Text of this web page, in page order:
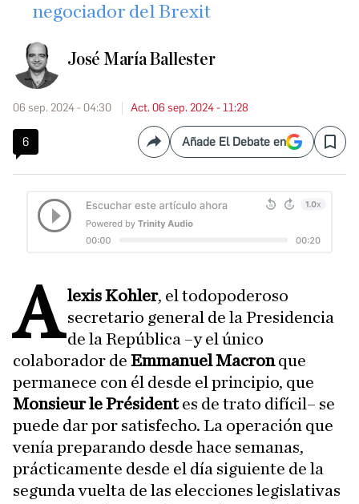
negociador del Brexit
José María Ballester
06 sep. 2024 - 04:30 Act. 06 sep. 2024 - 11:28
6 CompartirAñade El Debate en Save
A lexis Kohler, el todopoderoso
secretario general de la Presidencia
de la República –y el único
colaborador de Emmanuel Macronque
permanece con él desde el principio, que
Monsieur le Présidentes de trato difícil– se
puede dar por satisfecho. La operación que
venía preparando desde hace semanas,
prácticamente desde el día siguiente de la
segunda vuelta de las elecciones legislativas